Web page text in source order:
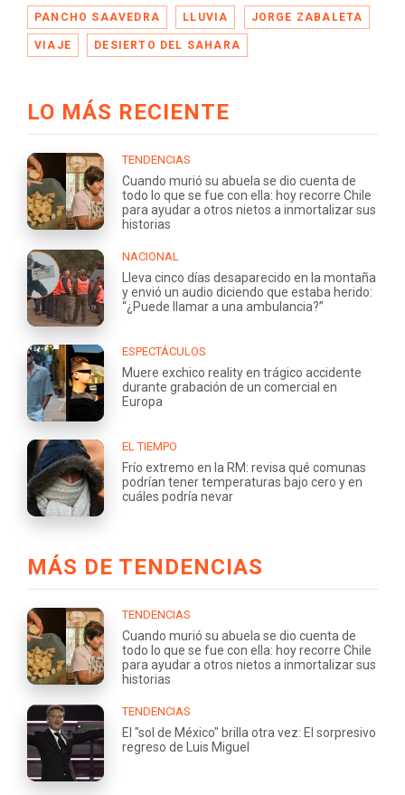
PANCHO SAAVEDRA LLUVIA JORGE ZABALETA
VIAJE DESIERTO DEL SAHARA
LO MÁS RECIENTE
TENDENCIAS
Cuando murió su abuela se dio cuenta de
todo lo que se fue con ella: hoy recorre Chile
para ayudar a otros nietos a inmortalizar sus
historias
NACIONAL
Lleva cinco días desaparecido en la montaña
y envió un audio diciendo que estaba herido:
“¿Puede llamar a una ambulancia?”
ESPECTÁCULOS
Muere exchico reality en trágico accidente
durante grabación de un comercial en
Europa
EL TIEMPO
Frío extremo en la RM: revisa qué comunas
podrían tener temperaturas bajo cero y en
cuáles podría nevar
MÁS DE TENDENCIAS
TENDENCIAS
Cuando murió su abuela se dio cuenta de
todo lo que se fue con ella: hoy recorre Chile
para ayudar a otros nietos a inmortalizar sus
historias
TENDENCIAS
El "sol de México" brilla otra vez: El sorpresivo
regreso de Luis Miguel